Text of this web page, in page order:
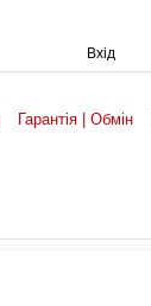
Вхід
Гарантія | Обмін